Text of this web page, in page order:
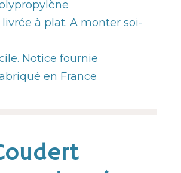
à plat. A monter soi-
Notice fournie
en France